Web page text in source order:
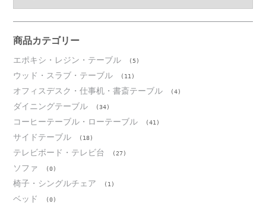
ブ
商品カテゴリー
エポキシ・レジン・テーブル (5)
ウッド・スラブ・テーブル (11)
オフィスデスク・仕事机・書斎テーブル (4)
ダイニングテーブル (34)
コーヒーテーブル・ローテーブル (41)
サイドテーブル (18)
テレビボード・テレビ台 (27)
ソファ (0)
椅子・シングルチェア (1)
ベッド (0)